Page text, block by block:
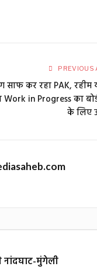
PREVIOUS
साफ कर रहा PAK, रहीम
in Progress का
के लिए
मुंगेली